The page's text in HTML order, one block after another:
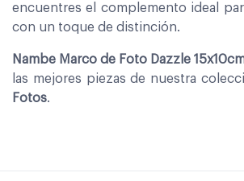
encuentres el complemento ideal
con un toque de distinción.
Nambe Marco de Foto Dazzle
las mejores piezas de nuestra
Fotos.